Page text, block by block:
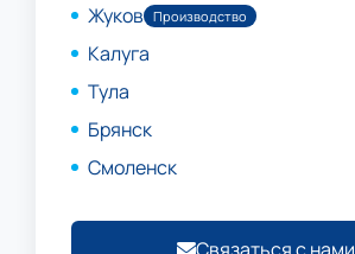
Жуков Производство
Калуга
Тула
Брянск
Смоленск